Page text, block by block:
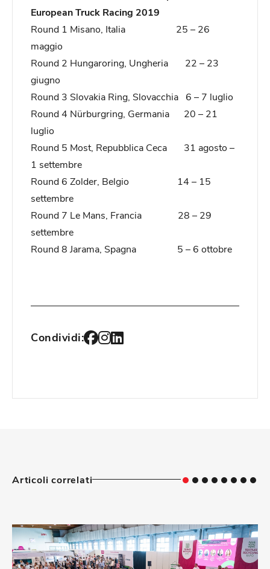
European Truck Racing 2019
Round 1 Misano, Italia 25 – 26
maggio
Round 2 Hungaroring, Ungheria 22 – 23
giugno
Round 3 Slovakia Ring, Slovacchia 6 – 7 luglio
Round 4 Nürburgring, Germania 20 – 21
luglio
Round 5 Most, Repubblica Ceca 31 agosto –
1 settembre
Round 6 Zolder, Belgio 14 – 15
settembre
Round 7 Le Mans, Francia 28 – 29
settembre
Round 8 Jarama, Spagna 5 – 6 ottobre
Condividi:
Articoli correlati